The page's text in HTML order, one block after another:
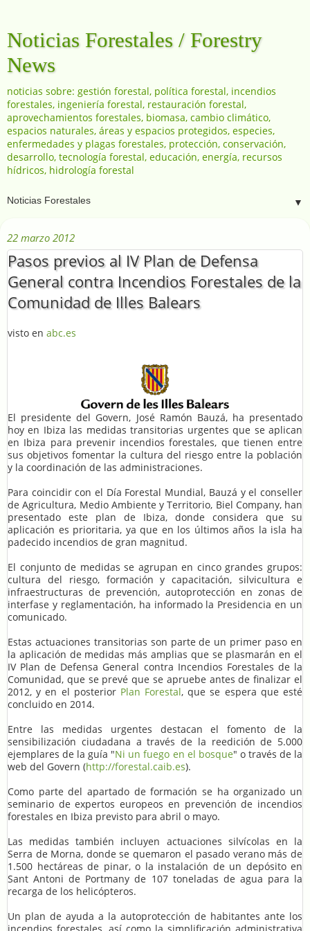
Noticias Forestales / Forestry
News
noticias sobre: gestión forestal, política forestal, incendios
forestales, ingeniería forestal, restauración forestal,
aprovechamientos forestales, biomasa, cambio climático,
espacios naturales, áreas y espacios protegidos, especies,
enfermedades y plagas forestales, protección, conservación,
desarrollo, tecnología forestal, educación, energía, recursos
hídricos, hidrología forestal
▼
22 marzo 2012
Pasos previos al IV Plan de Defensa
General contra Incendios Forestales de la
Comunidad de Illes Balears
visto en abc.es
El presidente del Govern, José Ramón Bauzá, ha presentado
hoy en Ibiza las medidas transitorias urgentes que se aplican
en Ibiza para prevenir incendios forestales, que tienen entre
sus objetivos fomentar la cultura del riesgo entre la población
y la coordinación de las administraciones.
Para coincidir con el Día Forestal Mundial, Bauzá y el conseller
de Agricultura, Medio Ambiente y Territorio, Biel Company, han
presentado este plan de Ibiza, donde considera que su
aplicación es prioritaria, ya que en los últimos años la isla ha
padecido incendios de gran magnitud.
El conjunto de medidas se agrupan en cinco grandes grupos:
cultura del riesgo, formación y capacitación, silvicultura e
infraestructuras de prevención, autoprotección en zonas de
interfase y reglamentación, ha informado la Presidencia en un
comunicado.
Estas actuaciones transitorias son parte de un primer paso en
la aplicación de medidas más amplias que se plasmarán en el
IV Plan de Defensa General contra Incendios Forestales de la
Comunidad, que se prevé que se apruebe antes de finalizar el
2012, y en el posterior Plan Forestal, que se espera que esté
concluido en 2014.
Entre las medidas urgentes destacan el fomento de la
sensibilización ciudadana a través de la reedición de 5.000
ejemplares de la guía "Ni un fuego en el bosque" o través de la
web del Govern (http://forestal.caib.es).
Como parte del apartado de formación se ha organizado un
seminario de expertos europeos en prevención de incendios
forestales en Ibiza previsto para abril o mayo.
Las medidas también incluyen actuaciones silvícolas en la
Serra de Morna, donde se quemaron el pasado verano más de
1.500 hectáreas de pinar, o la instalación de un depósito en
Sant Antoni de Portmany de 107 toneladas de agua para la
recarga de los helicópteros.
Un plan de ayuda a la autoprotección de habitantes ante los